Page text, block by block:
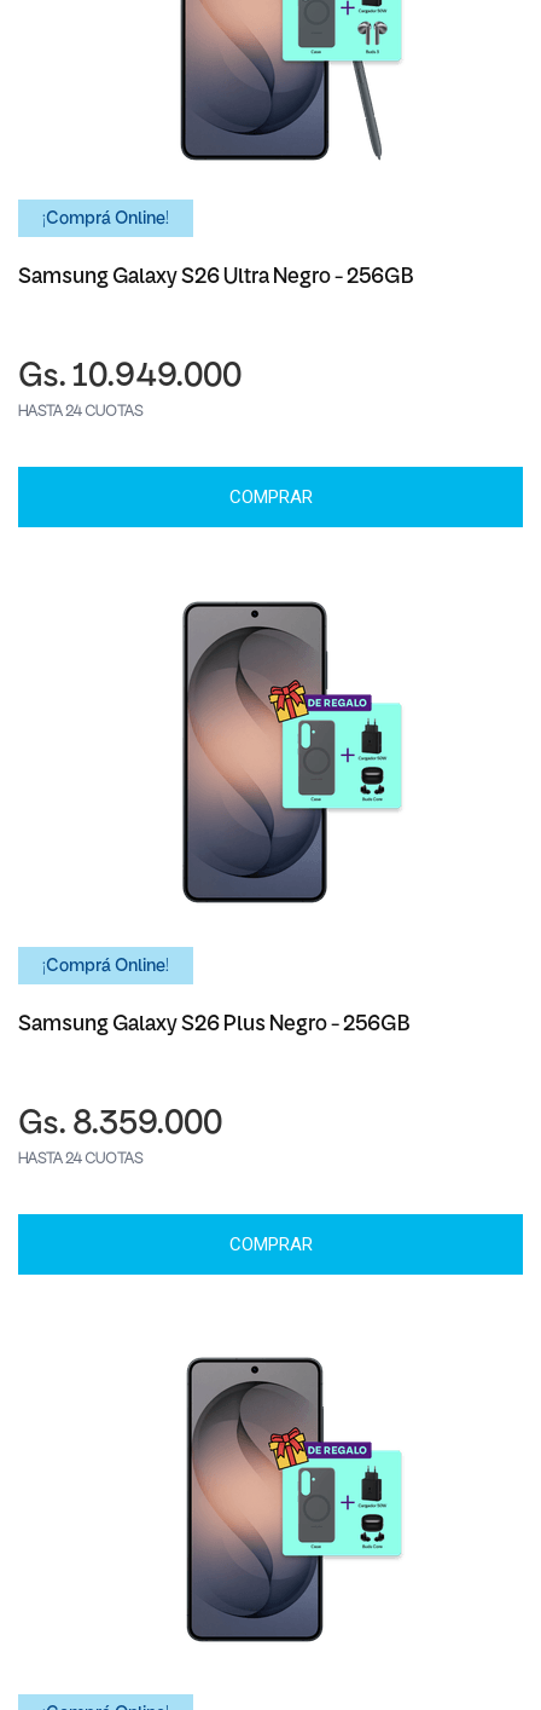
¡Comprá Online!
Samsung Galaxy S26 Ultra Negro - 256GB
Gs. 10.949.000
HASTA 24 CUOTAS
COMPRAR
¡Comprá Online!
Samsung Galaxy S26 Plus Negro - 256GB
Gs. 8.359.000
HASTA 24 CUOTAS
COMPRAR